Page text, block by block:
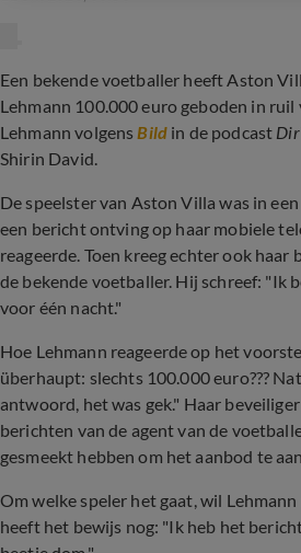
Een bekende voetballer heeft Aston
Lehmann 100.000 euro geboden in
Lehmann volgensBild in de podcast
Shirin David.
De speelster van Aston Villa was in
een bericht ontving op haar mobiele
reageerde. Toen kreeg echter ook haar
de bekende voetballer. Hij schreef: "Ik
voor één nacht."
Hoe Lehmann reageerde op het
überhaupt: slechts 100.000 euro???
antwoord, het was gek." Haar
berichten van de agent van de
gesmeekt hebben om het aanbod te
Om welke speler het gaat, wil
heeft het bewijs nog: "Ik heb het